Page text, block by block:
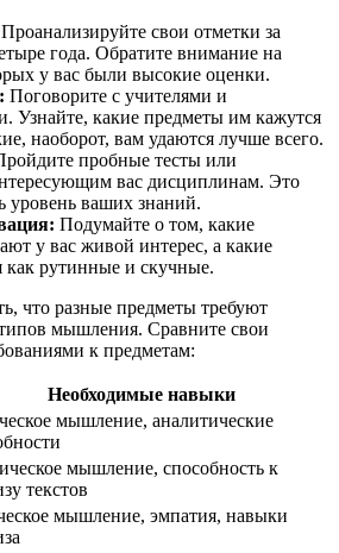
Проанализируйте свои отметки за
года. Обратите внимание на
у вас были высокие оценки.
Поговорите с учителями и
Узнайте, какие предметы им кажутся
наоборот, вам удаются лучше всего.
пробные тесты или
вас дисциплинам. Это
уровень ваших знаний.
Подумайте о том, какие
у вас живой интерес, а какие
рутинные и скучные.
что разные предметы требуют
мышления. Сравните свои
к предметам:
Необходимые навыки
мышление, аналитические
мышление, способность к
текстов
мышление, эмпатия, навыки